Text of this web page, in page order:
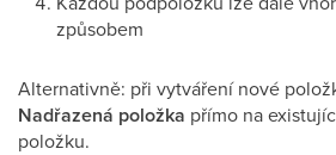
způsobem
Alternativně: při vytváření nové
Nadřazená položka přímo na
položku.